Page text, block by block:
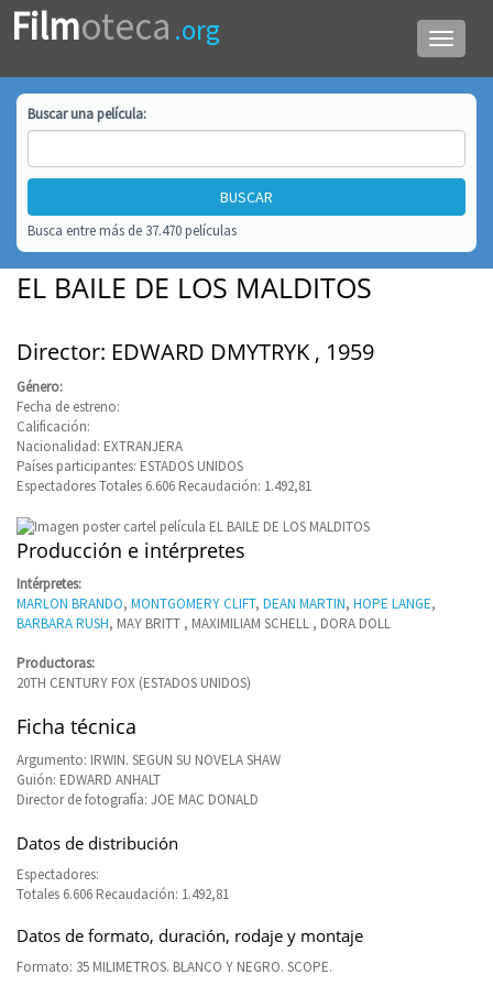
Menú
de
Filmoteca .org
Buscar unapelícula:
Busca entre más de 37.470 películas
EL BAILE DE LOS MALDITOS
Director: EDWARD DMYTRYK , 1959
Género:
Fecha de estreno:
Calificación:
Nacionalidad: EXTRANJERA
Países participantes: ESTADOS UNIDOS
Espectadores Totales 6.606 Recaudación: 1.492,81
Producción e intérpretes
Intérpretes:
MARLON BRANDO, MONTGOMERY CLIFT, DEAN MARTIN, HOPE LANGE,
BARBARA RUSH, MAY BRITT , MAXIMILIAM SCHELL , DORA DOLL
Productoras:
20TH CENTURY FOX (ESTADOS UNIDOS)
Ficha técnica
Argumento: IRWIN. SEGUN SU NOVELA SHAW
Guión: EDWARD ANHALT
Director de fotografía: JOE MAC DONALD
Datos de distribución
Espectadores:
Totales 6.606 Recaudación: 1.492,81
Datos de formato, duración, rodaje y montaje
Formato: 35 MILIMETROS. BLANCO Y NEGRO. SCOPE.